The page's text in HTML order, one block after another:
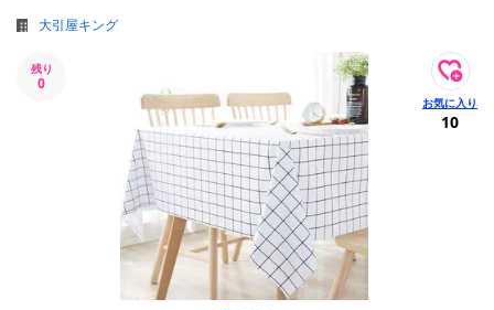
大引屋キング
残り
0
10